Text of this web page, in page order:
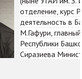
отделение, курс
деятельность в
М.Гафури,
Республики
Сиразиева